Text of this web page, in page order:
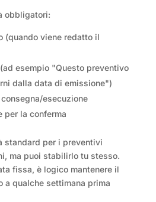
obbligatori:
(quando viene redatto il
esempio "Questo preventivo
dalla data di emissione")
esecuzione
per la conferma
standard per i preventivi
ma puoi stabilirlo tu stesso.
fissa, è logico mantenere il
a qualche settimana prima